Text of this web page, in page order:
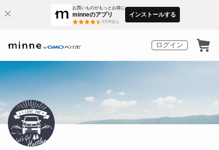
お買いものがもっとお得に
minneのアプリ
3万件以上
インストールする
ログイン